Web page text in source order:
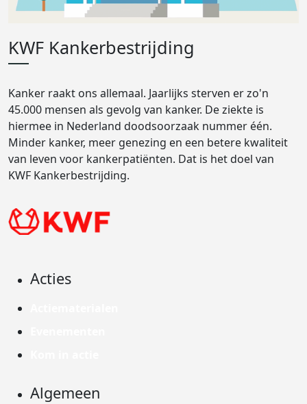
KWF Kankerbestrijding
Kanker raakt ons allemaal. Jaarlijks sterven er zo'n
45.000 mensen als gevolg van kanker. De ziekte is
hiermee in Nederland doodsoorzaak nummer één.
Minder kanker, meer genezing en een betere kwaliteit
van leven voor kankerpatiënten. Dat is het doel van
KWF Kankerbestrijding.
Acties
Algemeen